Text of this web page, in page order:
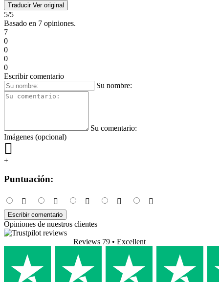
Traducir Ver original
5/5
Basado en 7 opiniones.
7
0
0
0
0
Escribir comentario
Su nombre:
Su comentario:
Imágenes (opcional)
+
Puntuación:
Escribir comentario
Opiniones de nuestros clientes
Reviews 79 • Excellent